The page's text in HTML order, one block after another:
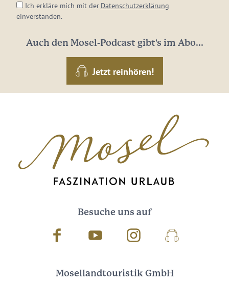
Ich erkläre mich mit der Datenschutzerklärung
einverstanden.
Auch den Mosel-Podcast gibt's im Abo...
Jetzt reinhören!
Besuche uns auf
Facebook Youtube InstagramPodcast
Mosellandtouristik GmbH